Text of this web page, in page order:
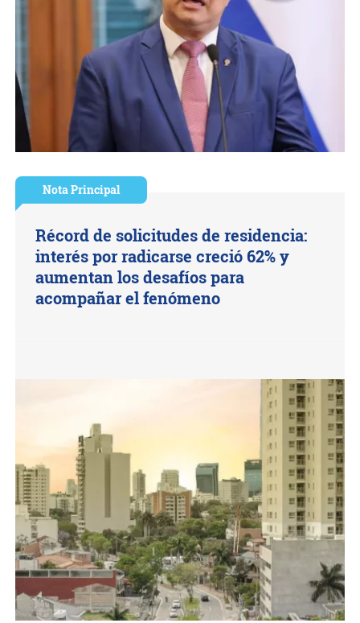
Nota Principal
Récord de solicitudes de residencia:
interés por radicarse creció 62% y
aumentan los desafíos para
acompañar el fenómeno